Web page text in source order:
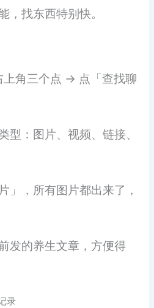
，找东西特别快。
角三个点 → 点「查找聊
型：图片、视频、链接、
」，所有图片都出来了，
发的养生文章，方便得